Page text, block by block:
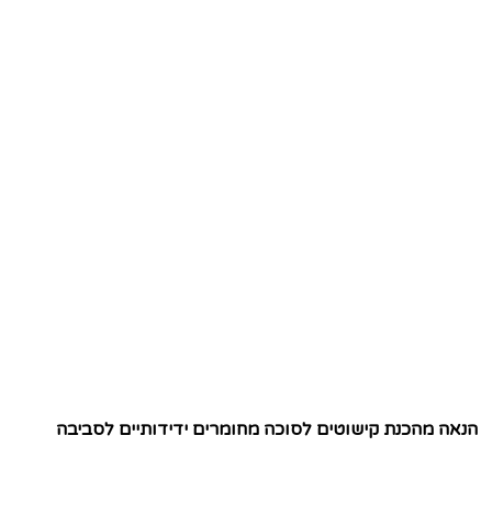
הנאה מהכנת קישוטים לסוכה מחומרים ידידותיים לסביבה